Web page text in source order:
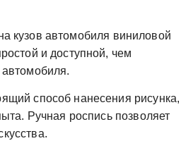
кузов автомобиля виниловой
и доступной, чем
способ нанесения рисунка,
Ручная роспись позволяет